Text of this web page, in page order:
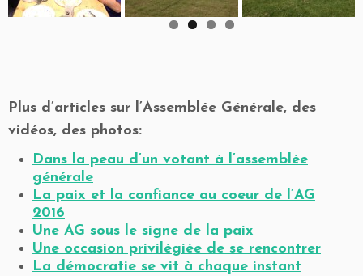
Plus d’articles sur l’Assemblée Générale, des
vidéos, des photos:
Dans la peau d’un votant à l’assemblée
générale
La paix et la confiance au coeur de l’AG
2016
Une AG sous le signe de la paix
Une occasion privilégiée de se rencontrer
La démocratie se vit à chaque instant